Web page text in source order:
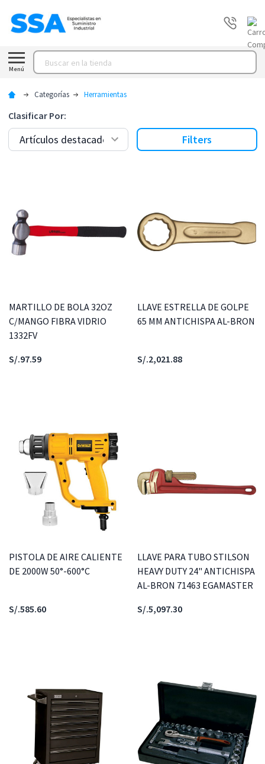
Menú
Buscar
Categorías Herramientas
Clasificar Por:
Filters
MARTILLO DE BOLA 32OZ
C/MANGO FIBRA VIDRIO
1332FV
S/.97.59
LLAVE ESTRELLA DE GOLPE
65 MM ANTICHISPA AL-BRON
S/.2,021.88
PISTOLA DE AIRE CALIENTE
DE 2000W 50°-600°C
S/.585.60
LLAVE PARA TUBO STILSON
HEAVY DUTY 24" ANTICHISPA
AL-BRON 71463 EGAMASTER
S/.5,097.30